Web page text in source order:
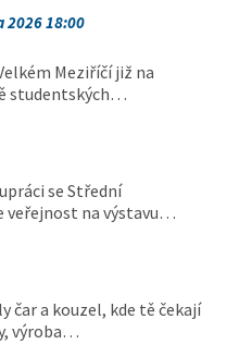
2026 18:00
Meziříčí již na
studentských…
se Střední
veřejnost na výstavu…
čar a kouzel, kde tě čekají
výroba…